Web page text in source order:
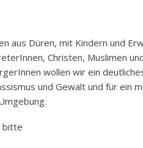
Freiwillige Rückkehr
Bank
Rundfunkbeitrag
Schulden
Verträge
aus Düren, mit Kindern und
Christen, Muslimen
wollen wir ein
und Gewalt und für ein
bitte